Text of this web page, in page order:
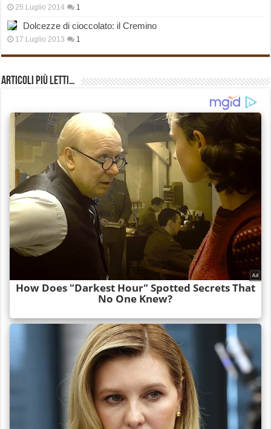
25 Luglio 2014 1
Dolcezze di cioccolato: il Cremino
17 Luglio 2013 1
Articoli più Letti…